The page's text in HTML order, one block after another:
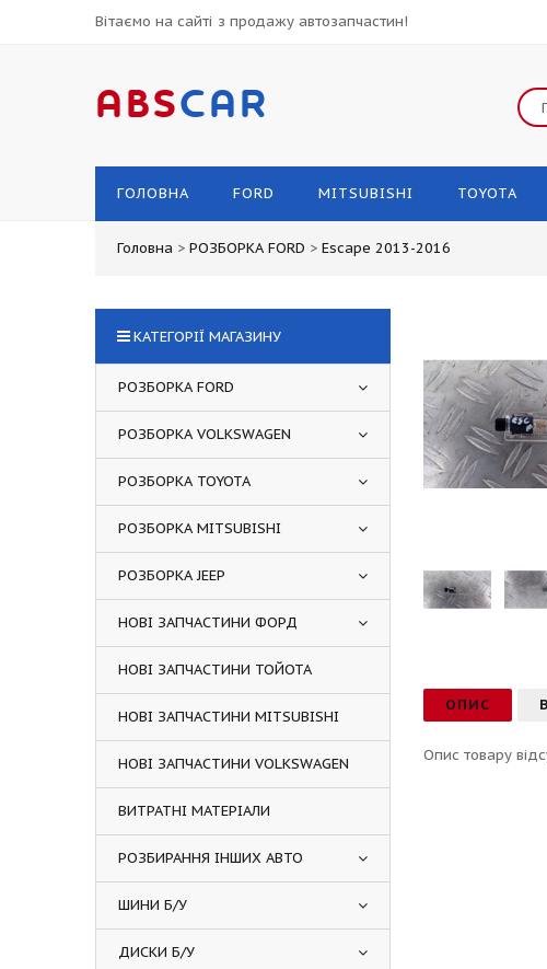
Вітаємо на сайті з продажу автозапчастин!
ABSCAR
ГОЛОВНА FORD MITSUBISHI TOYOTA
Головна > РОЗБОРКА FORD > Escape 2013-2016
ОПИС
Опис товару
КАТЕГОРІЇ МАГАЗИНУ
РОЗБОРКА FORD
РОЗБОРКА VOLKSWAGEN
РОЗБОРКА TOYOTA
РОЗБОРКА MITSUBISHI
РОЗБОРКА JEEP
НОВІ ЗАПЧАСТИНИ ФОРД
НОВІ ЗАПЧАСТИНИ ТОЙОТА
НОВІ ЗАПЧАСТИНИ MITSUBISHI
НОВІ ЗАПЧАСТИНИ VOLKSWAGEN
ВИТРАТНІ МАТЕРІАЛИ
РОЗБИРАННЯ ІНШИХ АВТО
ШИНИ Б/У
ДИСКИ Б/У